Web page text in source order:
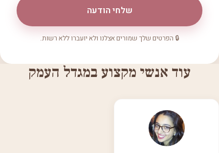
שלחי הודעה
🔒 הפרטים שלך שמורים אצלנו ולא יועברו ללא רשות.
עוד אנשי מקצוע במגדל העמק